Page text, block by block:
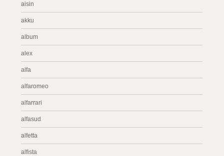
aisin
akku
album
alex
alfa
alfaromeo
alfarrari
alfasud
alfetta
alfista